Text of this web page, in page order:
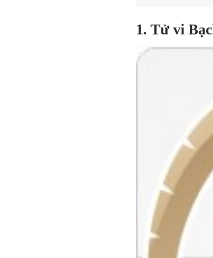
1. Tử vi